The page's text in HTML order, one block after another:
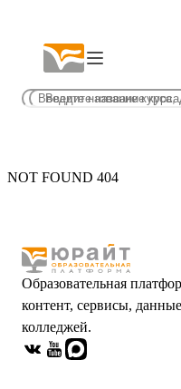
NOT FOUND 404
Образовательная
контент, сервисы,
колледжей.